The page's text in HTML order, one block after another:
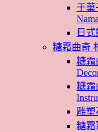
干菓
日
糖霜曲奇
糖霜
糖霜
雕塑
糖霜